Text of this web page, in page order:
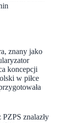
znany jako
koncepcji
w piłce
znalazły